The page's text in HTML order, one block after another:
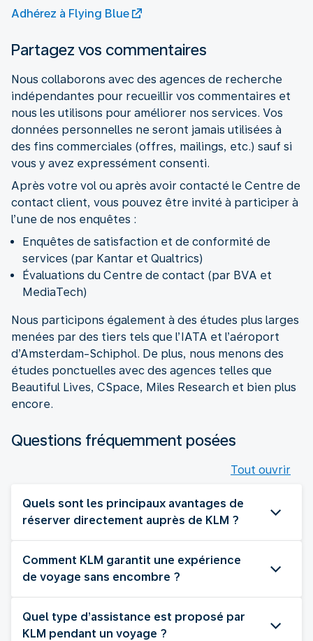
Adhérez à Flying Blue
Partagez vos commentaires
Nous collaborons avec des agences de recherche
indépendantes pour recueillir vos commentaires et
nous les utilisons pour améliorer nos services. Vos
données personnelles ne seront jamais utilisées à
des fins commerciales (offres, mailings, etc.) sauf si
vous y avez expressément consenti.
Après votre vol ou après avoir contacté le Centre de
contact client, vous pouvez être invité à participer à
l’une de nos enquêtes :
Enquêtes de satisfaction et de conformité de
services (par Kantar et Qualtrics)
Évaluations du Centre de contact (par BVA et
MediaTech)
Nous participons également à des études plus larges
menées par des tiers tels que l’IATA et l’aéroport
d’Amsterdam-Schiphol. De plus, nous menons des
études ponctuelles avec des agences telles que
Beautiful Lives, CSpace, Miles Research et bien plus
encore.
Questions fréquemment posées
Tout ouvrir
Quels sont les principaux avantages de
réserver directement auprès de KLM ?
Comment KLM garantit une expérience
de voyage sans encombre ?
Quel type d’assistance est proposé par
KLM pendant un voyage ?